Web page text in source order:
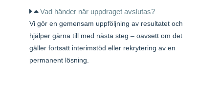
Vad händer när uppdraget avslutas?
Vi gör en gemensam uppföljning av resultatet och
hjälper gärna till med nästa steg – oavsett om det
gäller fortsatt interimstöd eller rekrytering av en
permanent lösning.